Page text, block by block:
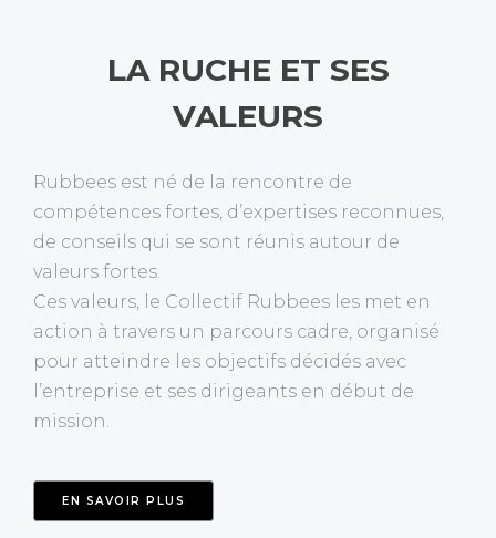
LA RUCHE ET SES
VALEURS
Rubbees est né de la rencontre de
compétences fortes, d’expertises reconnues,
de conseils qui se sont réunis autour de
valeurs fortes.
Ces valeurs, le Collectif Rubbees les met en
action à travers un parcours cadre, organisé
pour atteindre les objectifs décidés avec
l’entreprise et ses dirigeants en début de
mission.
EN SAVOIR PLUS